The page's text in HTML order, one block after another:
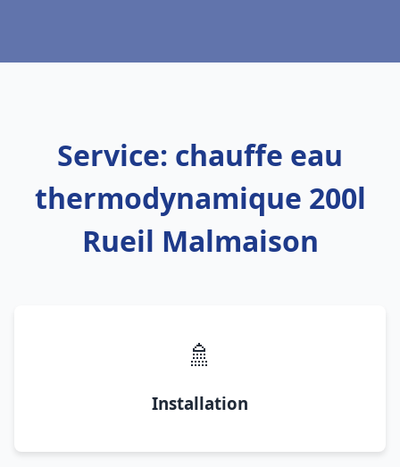
Service: chauffe eau
thermodynamique 200l
Rueil Malmaison
🚿
Installation